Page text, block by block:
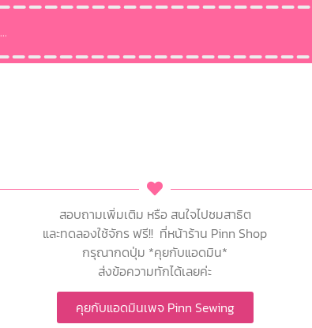
สอบถามเพิ่มเติม หรือ สนใจไปชมสาธิต
และทดลองใช้จักร ฟรี!! ที่หน้าร้าน Pinn Shop
กรุณากดปุ่ม *คุยกับแอดมิน*
ส่งข้อความทักได้เลยค่ะ
คุยกับแอดมินเพจ Pinn Sewing